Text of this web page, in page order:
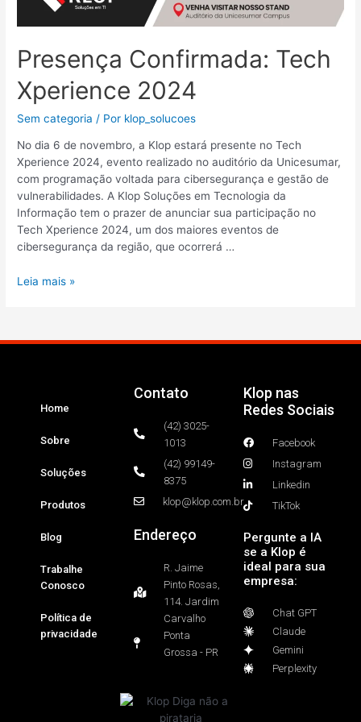
Presença Confirmada: Tech
Xperience 2024
Sem categoria / Por klop_solucoes
No dia 6 de novembro, a Klop estará presente no Tech
Xperience 2024, evento realizado no auditório da Unicesumar,
com programação voltada para cibersegurança e gestão de
vulnerabilidades. A Klop Soluções em Tecnologia da
Informação tem o prazer de anunciar sua participação no
Tech Xperience 2024, um dos maiores eventos de
cibersegurança da região, que ocorrerá …
Leia mais »
Home
Sobre
Soluções
Produtos
Blog
Trabalhe
Conosco
Política de
privacidade
Contato
(42) 3025-
1013
(42) 99149-
8375
klop@klop.com.br
Endereço
R. Jaime
Pinto Rosas,
114. Jardim
Carvalho
Ponta
Grossa - PR
Klop nas
Redes Sociais
Facebook
Instagram
Linkedin
TikTok
Pergunte a IA
se a Klop é
ideal para sua
empresa:
Chat GPT
Claude
Gemini
Perplexity